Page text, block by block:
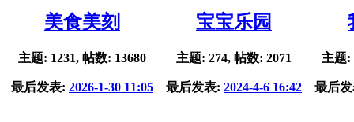
美食美刻
主题: 1231, 帖数: 13680
最后发表: 2026-1-30 11:05
宝宝乐园
主题: 274, 帖数: 2071
最后发表: 2024-4-6 16:42
主题:
最后